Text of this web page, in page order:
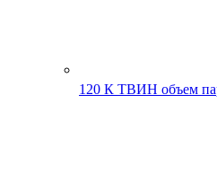
120 К ТВИН объем